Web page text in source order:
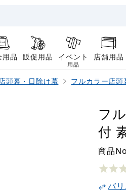
用品 販促用品 イベント
用品
店舗用品
頭幕・日除け幕 フルカラー店
フ
付
商品
バ